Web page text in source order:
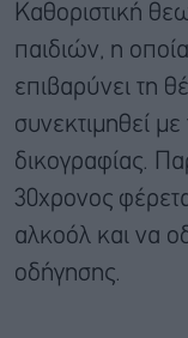
Καθοριστική
παιδιών, η
επιβαρύνει τη
συνεκτιμηθεί
δικογραφίας.
30χρονος
αλκοόλ και να
οδήγησης.